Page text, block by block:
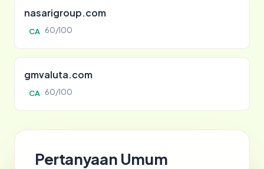
nasarigroup.com
CA 60/100
gmvaluta.com
CA 60/100
Pertanyaan Umum